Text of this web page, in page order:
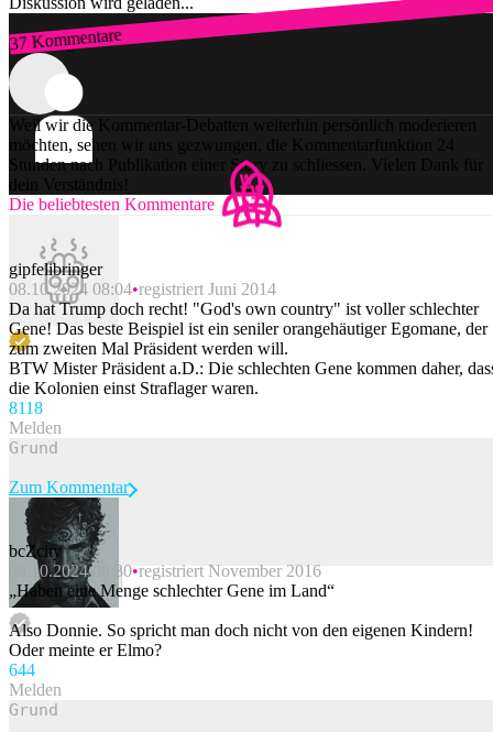
37 Kommentare
Zum Login
Weil wir die Kommentar-Debatten weiterhin persönlich moderieren
möchten, sehen wir uns gezwungen, die Kommentarfunktion 24
Stunden nach Publikation einer Story zu schliessen. Vielen Dank für
dein Verständnis!
Die beliebtesten Kommentare
gipfelibringer
08.10.2024 08:04 registriert Juni 2014
Da hat Trump doch recht! "God's own country" ist voller schlechter
Gene! Das beste Beispiel ist ein seniler orangehäutiger Egomane, der
zum zweiten Mal Präsident werden will.
BTW Mister Präsident a.D.: Die schlechten Gene kommen daher,
die Kolonien einst Straflager waren.
8118
Melden
Beitrag melden
Zum Kommentar
bcZcity
08.10.2024 08:30 registriert November 2016
„Haben eine Menge schlechter Gene im Land“
Also Donnie. So spricht man doch nicht von den eigenen Kindern!
Oder meinte er Elmo?
644
Melden